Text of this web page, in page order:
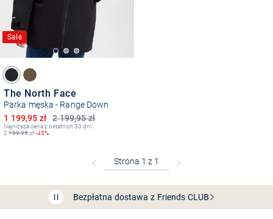
Sale
The North Face
Parka męska - Range Down
2 199,95 zł
Obniżona cena
1 199,95 zł
Najniższa cena z ostatnich 30 dni:
2 199,95zł-45%
Bezpłatna dostawa z Friends